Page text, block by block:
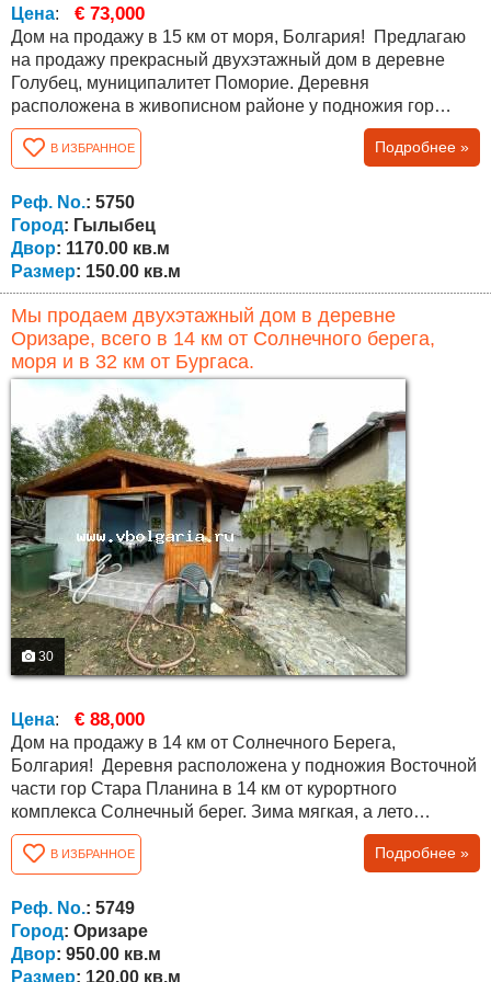
Цена: € 73,000
Дом на продажу в 15 км от моря, Болгария! Предлагаю
на продажу прекрасный двухэтажный дом в деревне
Голубец, муниципалитет Поморие. Деревня
расположена в живописном районе у подножия гор
Стара планина, всего в 15 км от курорта Солнечный
берег и в 38 км от гр. Бургас. Недвижимость имеет
общую площадь 150 кв.м. и состоит из: первого этажа ,
где есть большая комната (тип таверны) с камином,
большой салон, ванная комната с туалетом,...
В ИЗБРАННОЕ Подробнее »
Реф. No.: 5750
Город: Гылыбец
Двор: 1170.00 кв.м
Размер: 150.00 кв.м
Мы продаем двухэтажный дом в деревне
Оризаре, всего в 14 км от Солнечного берега,
моря и в 32 км от Бургаса.
30
Цена: € 88,000
Дом на продажу в 14 км от Солнечного Берега,
Болгария! Деревня расположена у подножия Восточной
части гор Стара Планина в 14 км от курортного
комплекса Солнечный берег. Зима мягкая, а лето
прохладное. Деревня большая, имеется много удобств:
детский сад, библиотека, школа и магазины. Каждый час
есть автобус до Солнечного берега. Дом имеет общую
площадь 120 кв.м. подключен к центральной
канализации! Недвижимость состоит из...
В ИЗБРАННОЕ Подробнее »
Реф. No.: 5749
Город: Оризаре
Двор: 950.00 кв.м
Размер: 120.00 кв.м